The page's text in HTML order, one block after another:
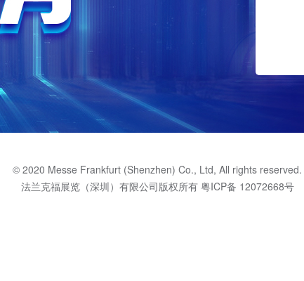
© 2020 Messe Frankfurt (Shenzhen) Co., Ltd, All rights reserved.
法兰克福展览（深圳）有限公司版权所有 粤ICP备 12072668号